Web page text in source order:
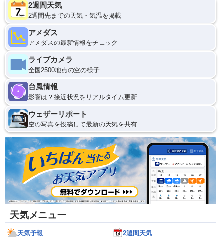
2週間天気
2週間先までの天気・気温を掲載
アメダス
アメダスの最新情報をチェック
ライブカメラ
全国2500地点の空の様子
台風情報
影響は？接近状況をリアルタイム更新
ウェザーリポート
空の写真を投稿して最新の天気を共有
天気メニュー
天気予報 2週間天気